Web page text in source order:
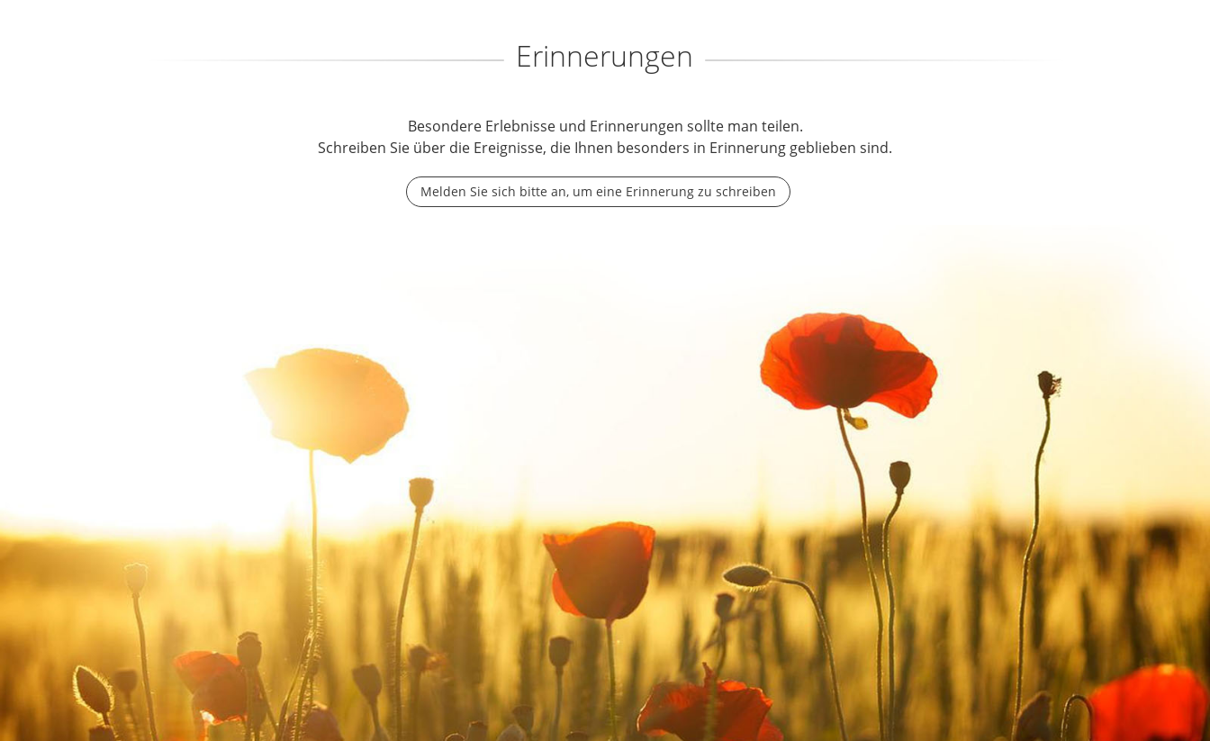
Erinnerungen
Besondere Erlebnisse und Erinnerungen sollte man teilen.
Schreiben Sie über die Ereignisse, die Ihnen besonders in Erinnerung geblieben sind.
Melden Sie sich bitte an, um eine Erinnerung zu schreiben